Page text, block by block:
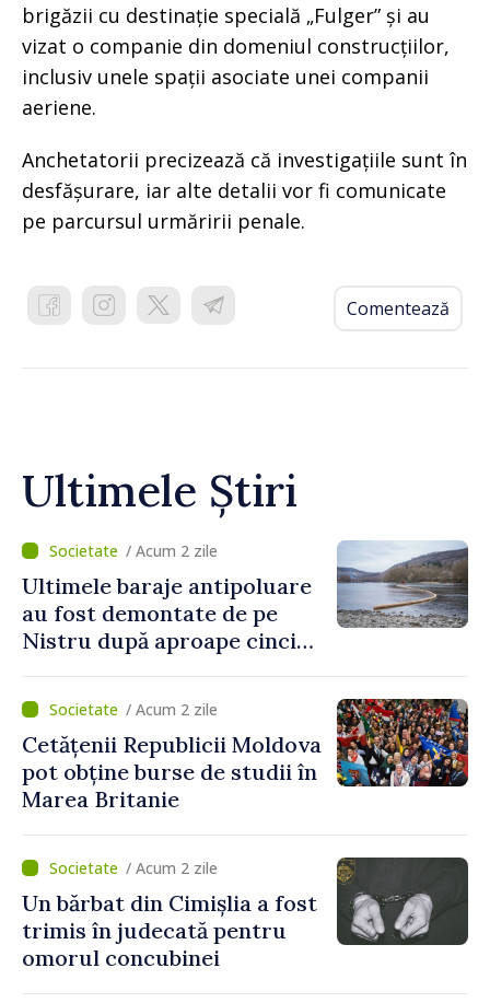
brigăzii cu destinație specială „Fulger” și au
vizat o companie din domeniul construcțiilor,
inclusiv unele spații asociate unei companii
aeriene.
Anchetatorii precizează că investigațiile sunt în
desfășurare, iar alte detalii vor fi comunicate
pe parcursul urmăririi penale.
Comentează
Ultimele Știri
/ Acum 2 zile
Ultimele baraje antipoluare
au fost demontate de pe
Nistru după aproape cinci
/ Acum 2 zile
Cetățenii Republicii Moldova
pot obține burse de studii în
Marea Britanie
/ Acum 2 zile
Un bărbat din Cimișlia a fost
trimis în judecată pentru
omorul concubinei